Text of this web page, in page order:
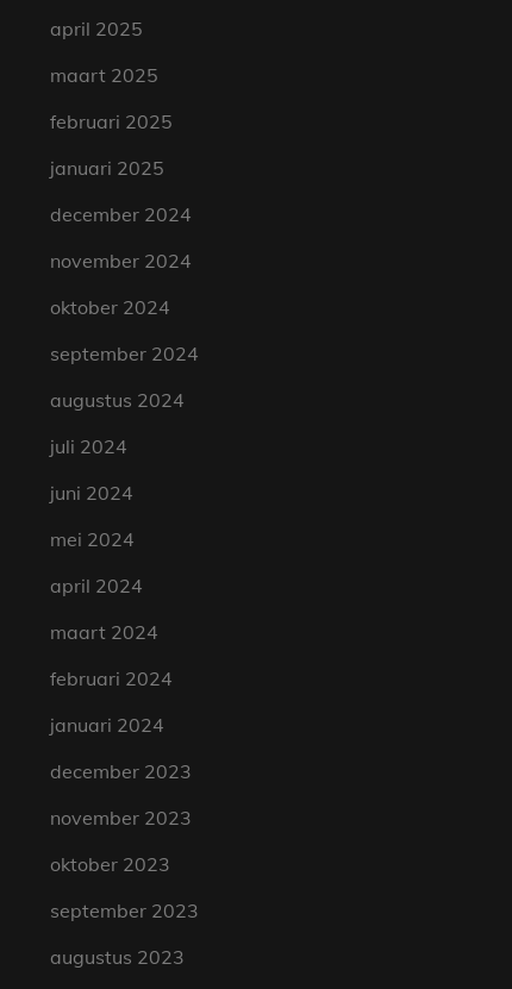
april 2025
maart 2025
februari 2025
januari 2025
december 2024
november 2024
oktober 2024
september 2024
augustus 2024
juli 2024
juni 2024
mei 2024
april 2024
maart 2024
februari 2024
januari 2024
december 2023
november 2023
oktober 2023
september 2023
augustus 2023